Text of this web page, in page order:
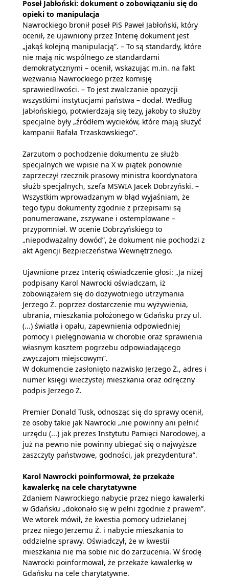
Poseł Jabłoński: dokument o zobowiązaniu się do
opieki to manipulacja
Nawrockiego bronił poseł PiS Paweł Jabłoński, który
ocenił, że ujawniony przez Interię dokument jest
„jakąś kolejną manipulacją”. – To są standardy, które
nie mają nic wspólnego ze standardami
demokratycznymi – ocenił, wskazując m.in. na fakt
wezwania Nawrockiego przez komisję
sprawiedliwości. – To jest zwalczanie opozycji
wszystkimi instytucjami państwa – dodał. Według
Jabłońskiego, potwierdzają się tezy, jakoby to służby
specjalne były „źródłem wycieków, które mają służyć
kampanii Rafała Trzaskowskiego”.
Zarzutom o pochodzenie dokumentu ze służb
specjalnych we wpisie na X w piątek ponownie
zaprzeczył rzecznik prasowy ministra koordynatora
służb specjalnych, szefa MSWIA Jacek Dobrzyński. –
Wszystkim wprowadzanym w błąd wyjaśniam, że
tego typu dokumenty zgodnie z przepisami są
ponumerowane, zszywane i ostemplowane –
przypomniał. W ocenie Dobrzyńskiego to
„niepodważalny dowód”, że dokument nie pochodzi z
akt Agencji Bezpieczeństwa Wewnętrznego.
Ujawnione przez Interię oświadczenie głosi: „Ja niżej
podpisany Karol Nawrocki oświadczam, iż
zobowiązałem się do dożywotniego utrzymania
Jerzego Ż. poprzez dostarczenie mu wyżywienia,
ubrania, mieszkania położonego w Gdańsku przy ul.
(...) światła i opału, zapewnienia odpowiedniej
pomocy i pielęgnowania w chorobie oraz sprawienia
własnym kosztem pogrzebu odpowiadającego
zwyczajom miejscowym”.
W dokumencie zasłonięto nazwisko Jerzego Ż., adres i
numer księgi wieczystej mieszkania oraz odręczny
podpis Jerzego Ż.
Premier Donald Tusk, odnosząc się do sprawy ocenił,
że osoby takie jak Nawrocki „nie powinny ani pełnić
urzędu (...) jak prezes Instytutu Pamięci Narodowej, a
już na pewno nie powinny ubiegać się o najwyższe
zaszczyty państwowe, godności, jak prezydentura”.
Karol Nawrocki poinformował, że przekaże
kawalerkę na cele charytatywne
Zdaniem Nawrockiego nabycie przez niego kawalerki
w Gdańsku „dokonało się w pełni zgodnie z prawem”.
We wtorek mówił, że kwestia pomocy udzielanej
przez niego Jerzemu Ż. i nabycie mieszkania to
oddzielne sprawy. Oświadczył, że w kwestii
mieszkania nie ma sobie nic do zarzucenia. W środę
Nawrocki poinformował, że przekaże kawalerkę w
Gdańsku na cele charytatywne.